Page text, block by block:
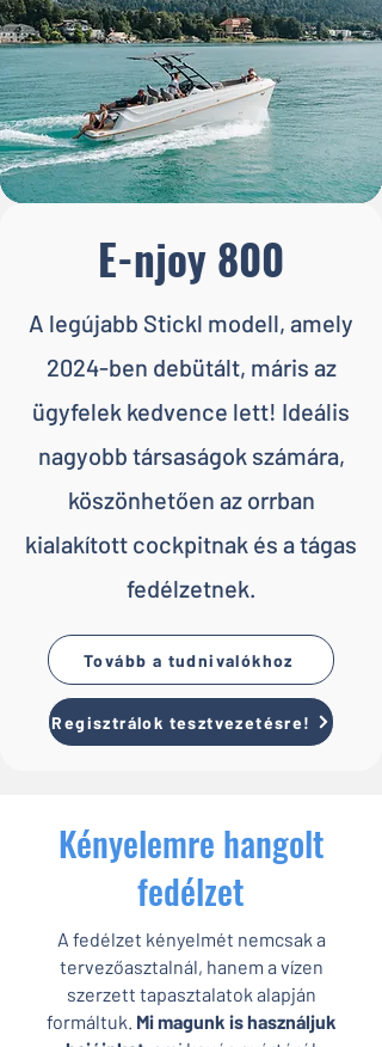
E-njoy 800
A legújabb Stickl modell, amely
2024-ben debütált, máris az
ügyfelek kedvence lett! Ideális
nagyobb társaságok számára,
köszönhetően az orrban
kialakított cockpitnak és a tágas
fedélzetnek.
Tovább a tudnivalókhoz
Regisztrálok tesztvezetésre!
Kényelemre hangolt
fedélzet
A fedélzet kényelmét nemcsak a
tervezőasztalnál, hanem a vízen
szerzett tapasztalatok alapján
formáltuk. Mi magunk is használjuk